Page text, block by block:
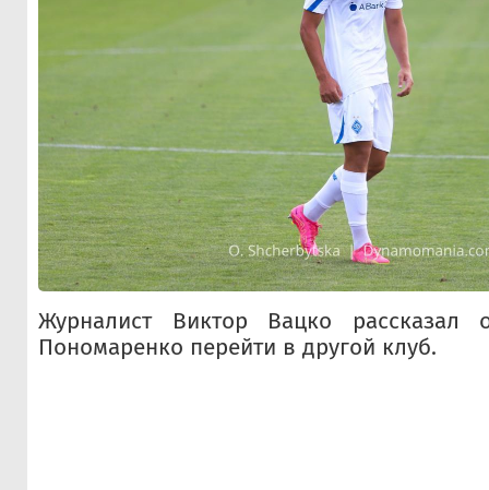
Журналист Виктор Вацко рассказал
Пономаренко перейти в другой клуб.